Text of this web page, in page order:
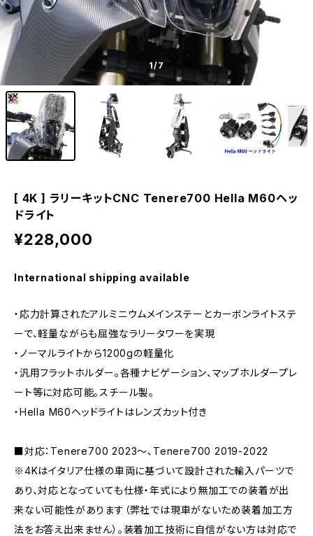
1/7
[ 4K ] ラリーキットCNC Tenere700 Hella M60ヘッ
ドライト
¥228,000
International shipping available
・応力計算されたアルミニウムメインステーとカーボンライトステ
ーで、軽量ながらも屈強なラリータワーを実現
・ノーマルライトから1200gの軽量化
・汎用フラットホルダー。各種ナビゲーション、マップホルダープレ
ート等に対応可能。スチール製。
・Hella M60ヘッドライトはレンズカット付き
■対応：Tenere700 2023～、Tenere700 2019-2022
※4Kはイタリア仕様の車両に基づいて設計された輸入パーツで
あり、対応となっていても仕様・年式により無加工での装着が出
来ない可能性があります（弊社では現車がないため装着加工方
法をお答え出来ません）。装着加工技術に自信がない方は対応で